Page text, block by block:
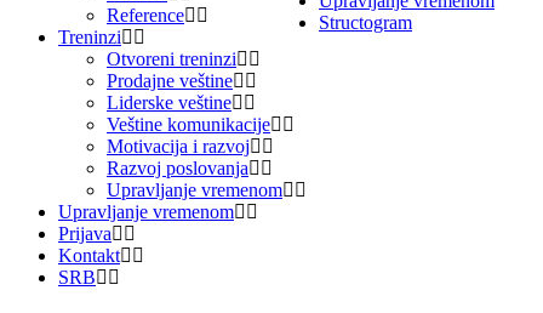
Structogram
Reference
Treninzi
Otvoreni treninzi
Prodajne veštine
Liderske veštine
Veštine komunikacije
Motivacija i razvoj
Razvoj poslovanja
Upravljanje vremenom
Upravljanje vremenom
Prijava
Kontakt
SRB